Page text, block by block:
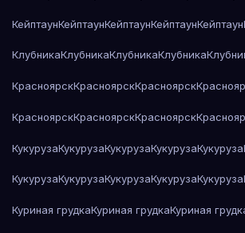
КейптаунКейптаунКейптаунКейптаунКейптаун
КлубникаКлубникаКлубникаКлубника
КрасноярскКрасноярскКрасноярск
КрасноярскКрасноярскКрасноярск
КукурузаКукурузаКукурузаКукурузаКукуруза
КукурузаКукурузаКукурузаКукурузаКукуруза
Куриная грудкаКуриная грудкаКуриная